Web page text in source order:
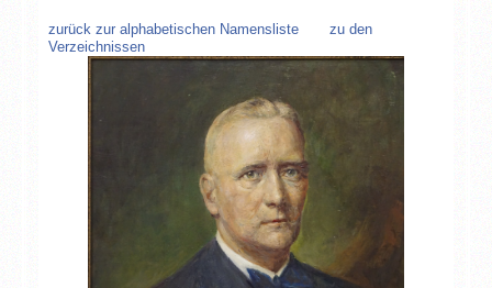
zurück zur alphabetischen Namensliste
zu den
Verzeichnissen